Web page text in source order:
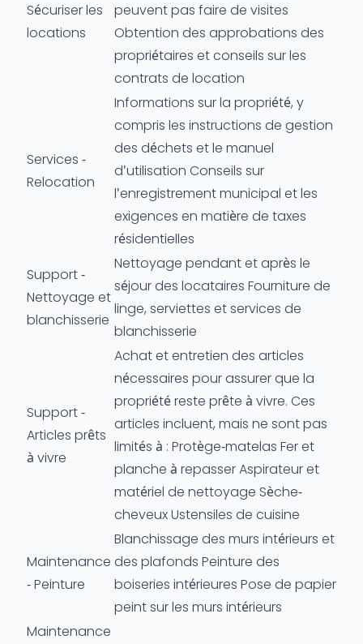
Sécuriser les
locations
peuvent pas faire de visites
Obtention des approbations des
propriétaires et conseils sur les
contrats de location
Services -
Relocation
Informations sur la propriété, y
compris les instructions de gestion
des déchets et le manuel
d'utilisation Conseils sur
l'enregistrement municipal et les
exigences en matière de taxes
résidentielles
Support -
Nettoyage et
blanchisserie
Nettoyage pendant et après le
séjour des locataires Fourniture de
linge, serviettes et services de
blanchisserie
Support -
Articles prêts
à vivre
Achat et entretien des articles
nécessaires pour assurer que la
propriété reste prête à vivre. Ces
articles incluent, mais ne sont pas
limités à : Protège-matelas Fer et
planche à repasser Aspirateur et
matériel de nettoyage Sèche-
cheveux Ustensiles de cuisine
Maintenance
- Peinture
Blanchissage des murs intérieurs et
des plafonds Peinture des
boiseries intérieures Pose de papier
peint sur les murs intérieurs
Maintenance